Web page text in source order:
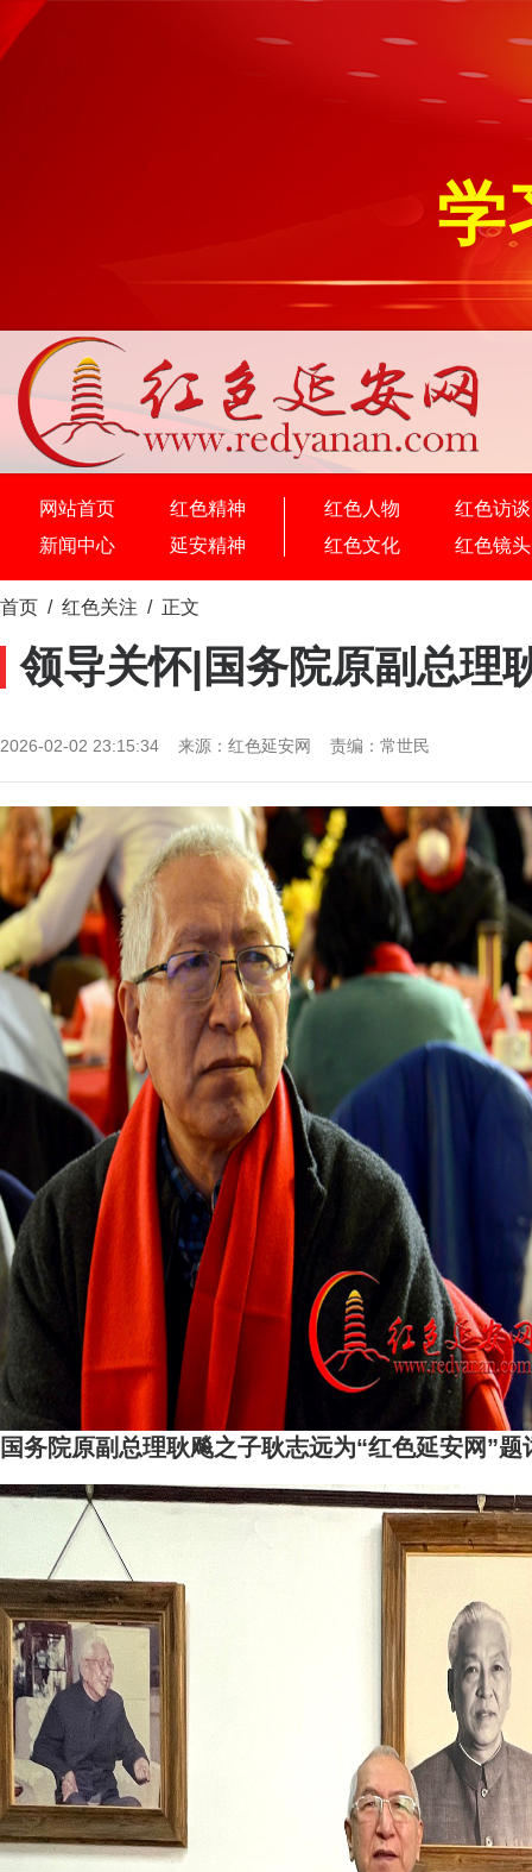
学
网站首页
红色精神
新闻中心
延安精神
红色人物
红色访谈
红色文化
红色镜头
首页 / 红色关注 / 正文
领导关怀|国务院原副总理
2026-02-02 23:15:34 来源：红色延安网 责编：常世民
国务院原副总理耿飚之子耿志远为“红色延安网”题